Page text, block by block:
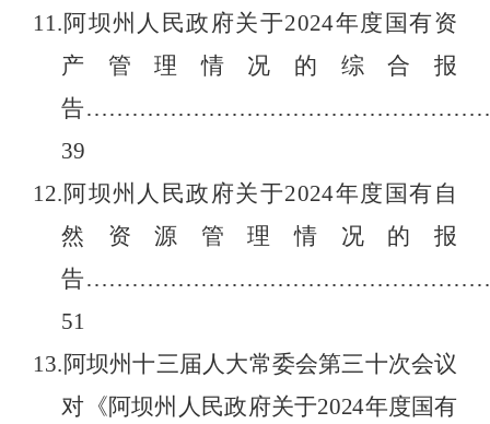
11.阿坝州人民政府关于2024年度 国有资
产管理情况的综合报
告
39
12.阿坝州人民政府关于2024年度国有自
然资源管理情况的报
告
51
13.阿坝州十三届人大常委会第三十次会议
对《阿坝州人民政府关于2024年度国有